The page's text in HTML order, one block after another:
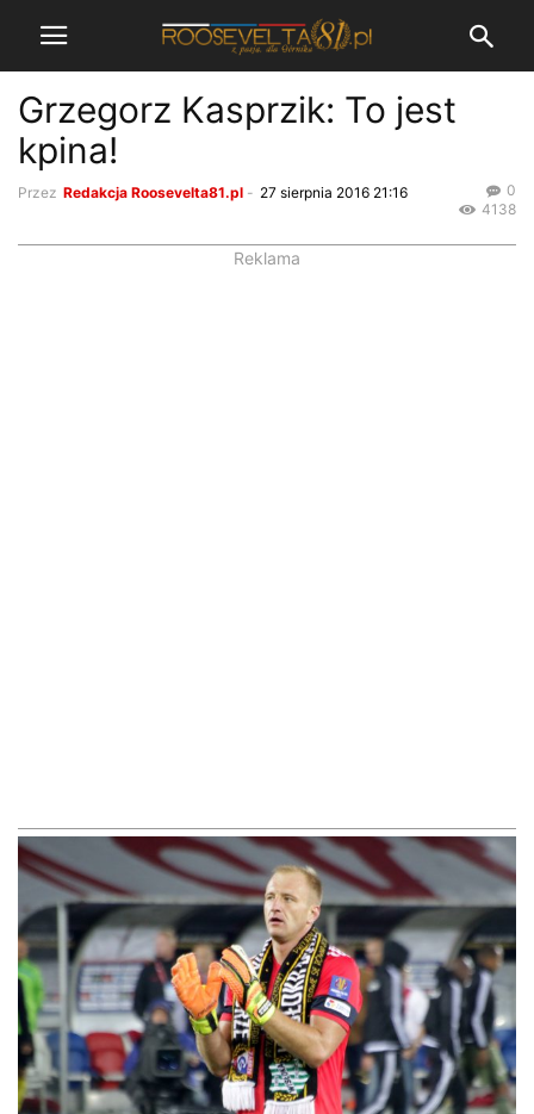
Grzegorz Kasprzik: To jest
kpina!
Przez Redakcja Roosevelta81.pl - 27 sierpnia 2016 21:16
0
4138